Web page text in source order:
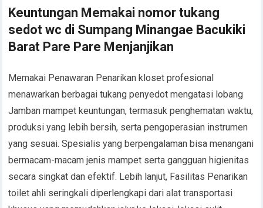
Keuntungan Memakai nomor tukang
sedot wc di Sumpang Minangae Bacukiki
Barat Pare Pare Menjanjikan
Memakai Penawaran Penarikan kloset profesional
menawarkan berbagai tukang penyedot mengatasi lobang
Jamban mampet keuntungan, termasuk penghematan waktu,
produksi yang lebih bersih, serta pengoperasian instrumen
yang sesuai. Spesialis yang berpengalaman bisa menangani
bermacam-macam jenis mampet serta gangguan higienitas
secara singkat dan efektif. Lebih lanjut, Fasilitas Penarikan
toilet ahli seringkali diperlengkapi dari alat transportasi